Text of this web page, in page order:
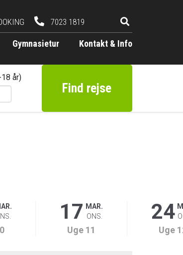
Gymnasietur Kontakt & Info
7023 1819
Find rejse
år)
17 MAR.
ONS.
Uge 11
24
Uge